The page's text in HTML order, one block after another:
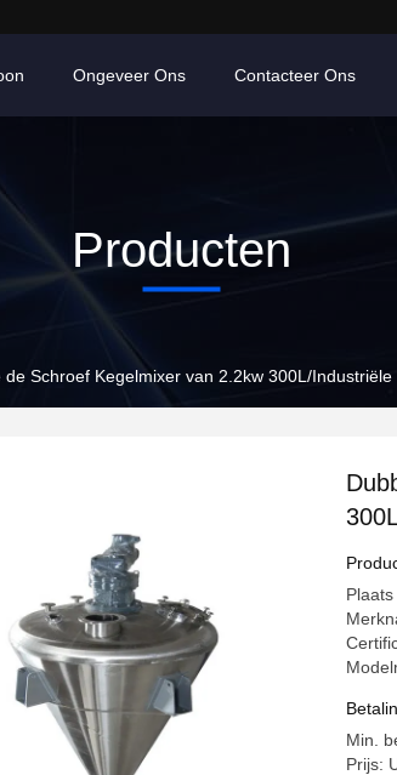
Ongeveer Ons Contacteer Ons
Producten
de Schroef Kegelmixer van 2.2kw 300L/
Min.
Prijs: